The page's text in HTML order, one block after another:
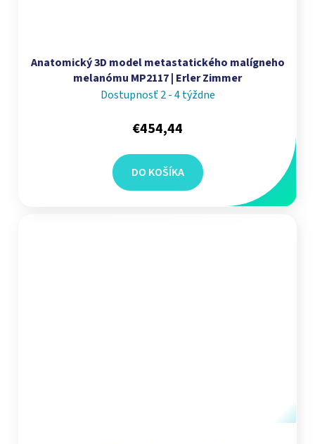
Anatomický 3D model metastatického malígneho
melanómu MP2117 | Erler Zimmer
Dostupnosť 2 - 4 týždne
€454,44
DO KOŠÍKA